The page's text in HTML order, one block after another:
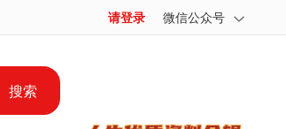
请登录 微信公众号
搜索